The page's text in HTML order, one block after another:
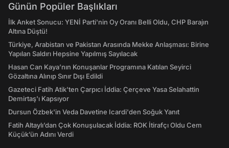
Günün Popüler Başlıkları
İlk Anket Sonucu: YENİ Parti'nin Oy Oranı Belli Oldu, CHP Barajın
Altına Düştü!
Türkiye, Arabistan ve Pakistan Arasında Mekke Anlaşması: Birine
Yapılan Saldırı Hepsine Yapılmış Sayılacak
Hasan Can Kaya’nın Konuşanlar Programına Katılan Seyirci
Gözaltına Alınıp Sınır Dışı Edildi
Gazeteci Fatih Atik'ten Çarpıcı İddia: Çerçeve Yasa Selahattin
Demirtaş'ı Kapsıyor
Dursun Özbek'in Veda Davetine Icardi'den Soğuk Yanıt
Fatih Altaylı’dan Çok Konuşulacak İddia: ROK İtirafçı Oldu Cem
Küçük’ün Adını Verdi